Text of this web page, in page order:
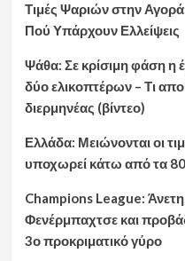
Τιμές Ψαριών στην
Πού Υπάρχουν Ελλείψεις
Ψάθα: Σε κρίσιμη φάση η
δύο ελικοπτέρων – Τι
διερμηνέας (βίντεο)
Ελλάδα: Μειώνονται οι
υποχωρεί κάτω από τα
Champions League:
Φενέρμπαχτσε και
3ο προκριματικό γύρο